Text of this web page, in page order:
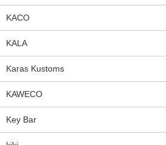
KACO
KALA
Karas Kustoms
KAWECO
Key Bar